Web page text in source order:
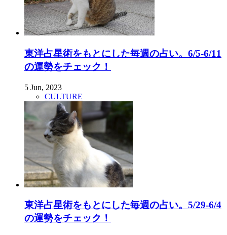
東洋占星術をもとにした毎週の占い。6/5-6/11
の運勢をチェック！
5 Jun, 2023
CULTURE
東洋占星術をもとにした毎週の占い。5/29-6/4
の運勢をチェック！